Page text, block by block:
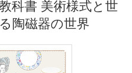
科書 美術様式と世
陶磁器の世界